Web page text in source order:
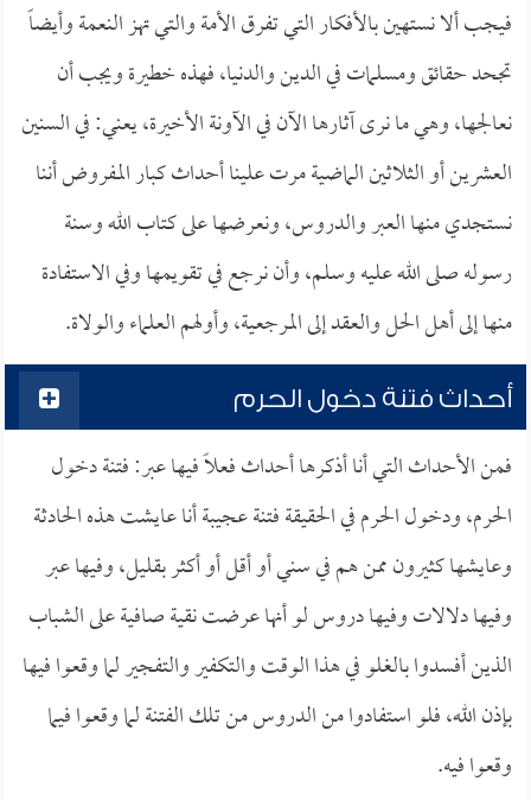
فيجب ألا نستهين بالأفكار التي تفرق الأمة والتي تهز النعمة وأيضاً
تجحد حقائق ومسلمات في الدين والدنيا، فهذه خطيرة ويجب أن
نعالجها، وهي ما نرى آثارها الآن في الآونة الأخيرة، يعني: في السنين
العشرين أو الثلاثين الماضية مرت علينا أحداث كبار المفروض أننا
نستجدي منها العبر والدروس، ونعرضها على كتاب الله وسنة
رسوله صلى الله عليه وسلم، وأن نرجع في تقويمها وفي الاستفادة
منها إلى أهل الحل والعقد إلى المرجعية، وأولهم العلماء والولاة.
أحداث فتنة دخول الحرم
فمن الأحداث التي أنا أذكرها أحداث فعلاً فيها عبر: فتنة دخول
الحرم، ودخول الحرم في الحقيقة فتنة عجيبة أنا عايشت هذه الحادثة
وعايشها كثيرون ممن هم في سني أو أقل أو أكثر بقليل، وفيها عبر
وفيها دلالات وفيها دروس لو أنها عرضت نقية صافية على الشباب
الذين أفسدوا بالغلو في هذا الوقت والتكفير والتفجير لما وقعوا فيها
بإذن الله، فلو استفادوا من الدروس من تلك الفتنة لما وقعوا فيما
وقعوا فيه.